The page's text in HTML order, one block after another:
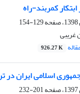
کمربند-راه
129-154
926.27 K
اسلامی ایران در
201-232